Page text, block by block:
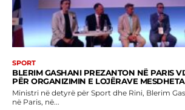
SPORT
BLERIM GASHANI PREZANTON NË PARIS
PËR ORGANIZIMIN E LOJËRAVE
Ministri në detyrë për Sport dhe Rini, Blerim
në Paris, në...